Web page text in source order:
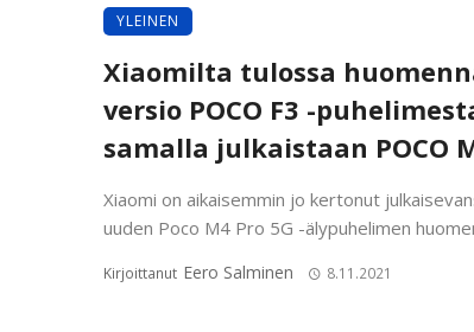
YLEINEN
Xiaomilta tulossa
versio POCO F3 -
samalla julkaistaan POCO
Xiaomi on aikaisemmin jo kertonut
uuden Poco M4 Pro 5G -älypuhelimen
Kirjoittanut Eero Salminen 8.11.2021